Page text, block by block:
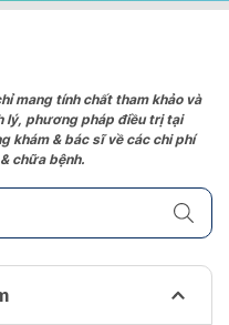
mang tính chất tham khảo và
lý, phương pháp điều trị tại
khám & bác sĩ về các chi phí
chữa bệnh.